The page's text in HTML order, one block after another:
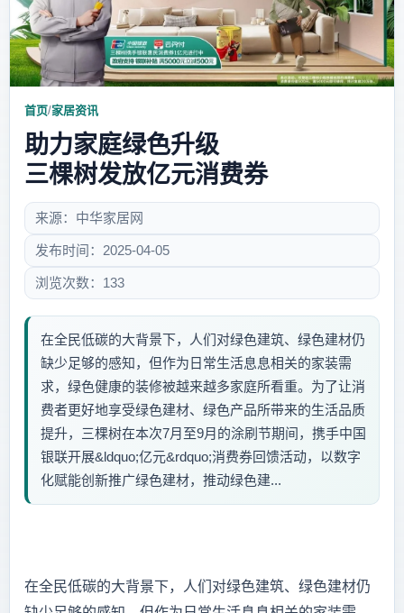
家具知识 家居文化
家装攻略 创意家居
首页/家居资讯
助力家庭绿色升级
三棵树发放亿元消费券
来源：中华家居网
发布时间：2025-04-05
浏览次数：133
在全民低碳的大背景下，人们对绿色建筑、绿色建材仍
缺少足够的感知，但作为日常生活息息相关的家装需
求，绿色健康的装修被越来越多家庭所看重。为了让消
费者更好地享受绿色建材、绿色产品所带来的生活品质
提升，三棵树在本次7月至9月的涂刷节期间，携手中国
银联开展&ldquo;亿元&rdquo;消费券回馈活动，以数字
化赋能创新推广绿色建材，推动绿色建...
在全民低碳的大背景下，人们对绿色建筑、绿色建材仍